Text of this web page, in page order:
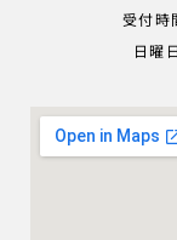
受付時
日曜